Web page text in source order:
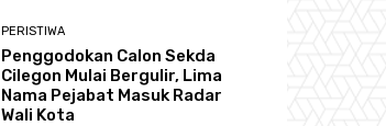
PERISTIWA
Penggodokan Calon Sekda
Cilegon Mulai Bergulir, Lima
Nama Pejabat Masuk Radar
Wali Kota